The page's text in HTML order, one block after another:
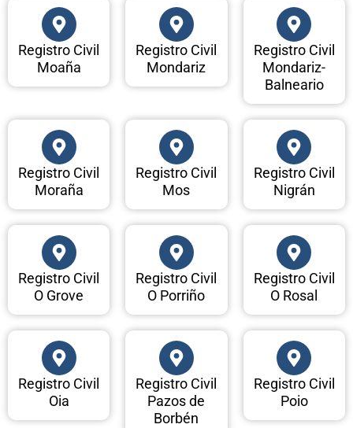
Registro Civil
Moaña
Registro Civil
Mondariz
Registro Civil
Mondariz-
Balneario
Registro Civil
Moraña
Registro Civil
Mos
Registro Civil
Nigrán
Registro Civil
O Grove
Registro Civil
O Porriño
Registro Civil
O Rosal
Registro Civil
Oia
Registro Civil
Pazos de
Borbén
Registro Civil
Poio